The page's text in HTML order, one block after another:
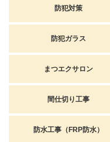
防犯対策
防犯ガラス
まつエクサロン
間仕切り工事
防水工事（FRP防水）